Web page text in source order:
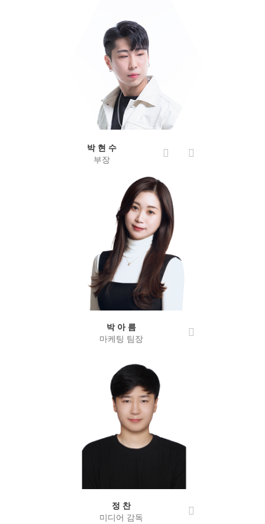
박 현 수
부장
박 아 름
마케팅 팀장
정 찬
미디어 감독